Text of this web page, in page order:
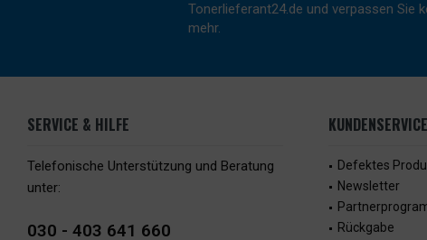
Tonerlieferant24.de und verpassen Sie
mehr.
SERVICE & HILFE
Telefonische Unterstützung und Beratung
unter:
030 - 403 641 660
KUNDENSERVICE
Defektes
Newsletter
Rückgabe